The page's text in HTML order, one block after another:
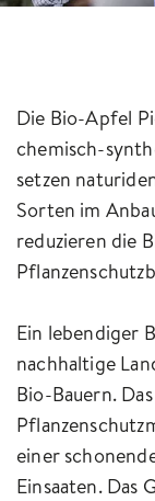
Die Bio-Apfel
chemisch-
setzen
Sorten im
reduzieren die
Ein lebendiger
nachhaltige
Bio-Bauern.
einer
Einsaaten. Das